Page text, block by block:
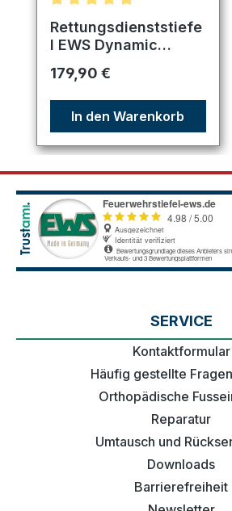
Durchschnittliche Bewertung
Rettungsdienststiefe
l EWS Dynamic
Regulärer Preis:
179,90 €
In den Warenkorb
SERVICE
Kontaktformular
Häufig gestellte
Orthopädische
Reparatur
Umtausch und
Downloads
Barrierefreiheit